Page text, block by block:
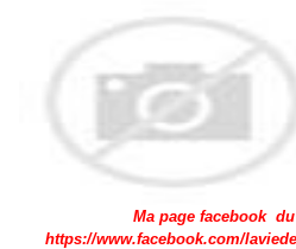
Ma page facebook
https://www.facebook.com/